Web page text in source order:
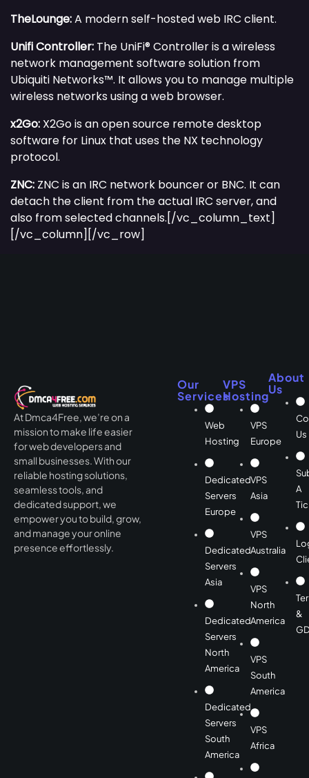
TheLounge:A modern self-hosted web IRC client.
Unifi Controller: The UniFi® Controller is a wireless
network management software solution from
Ubiquiti Networks™. It allows you to manage multiple
wireless networks using a web browser.
x2Go: X2Go is an open source remote desktop
software for Linux that uses the NX technology
protocol.
ZNC: ZNC is an IRC network bouncer or BNC. It can
detach the client from the actual IRC server, and
also from selected channels.[/vc_column_text]
[/vc_column][/vc_row]
At Dmca4Free, we’re on a
mission to make life easier
for web developers and
small businesses. With our
reliable hosting solutions,
seamless tools, and
dedicated support, we
empower you to build, grow,
and manage your online
presence effortlessly.
Our
Services
Web
Hosting
Dedicated
Servers
Europe
Dedicated
Servers
Asia
Dedicated
Servers
North
America
Dedicated
Servers
South
America
VPS
Hosting
VPS
Europe
VPS
Asia
VPS
Australia
VPS
North
America
VPS
South
America
VPS
Africa
About
Us
Us
A
&